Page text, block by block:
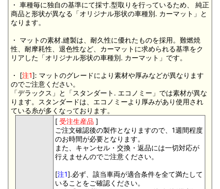
・ 車種毎に独自の基準にて採寸.型取りを行っているため、 純正
商品と形状が異なる「オリジナル形状の車種別. カーマット」と
なります。
・ マットの素材.縫製は、耐久性に優れたものを採用。難燃焼
性、耐摩耗性、退色性など、カーマットに求められる基準をク
リアした「オリジナル形状の車種別. カーマット」です。
・ [注1]: マットのグレードにより素材や厚みなどが異なります
のでご注意ください。
「デラックス」と「スタンダート. エコノミー」では素材が異な
ります。スタンダードは、エコノミーより厚みがあり使用され
ている糸が多くなっております。
[ 受注生産品 ]
ご注文確認後の製作となりますので、1週間程度
のお時間が必要となります。
また、キャンセル・交換・返品には一切対応が
行えませんのでご注意ください。
[注1].必ず、該当車両が適合条件を全て満たして
いることをご確認ください。